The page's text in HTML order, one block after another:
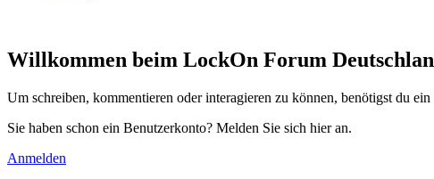
Willkommen beim LockOn Forum
Um schreiben, kommentieren oder interagieren zu können, benötigst du
Sie haben schon ein Benutzerkonto? Melden Sie sich hier an.
Anmelden